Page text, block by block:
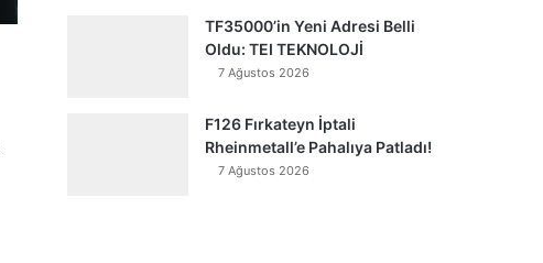
TF35000’in Yeni Adresi Belli
Oldu: TEI TEKNOLOJİ
7 Ağustos 2026
F126 Fırkateyn İptali
Rheinmetall’e Pahalıya Patladı!
7 Ağustos 2026